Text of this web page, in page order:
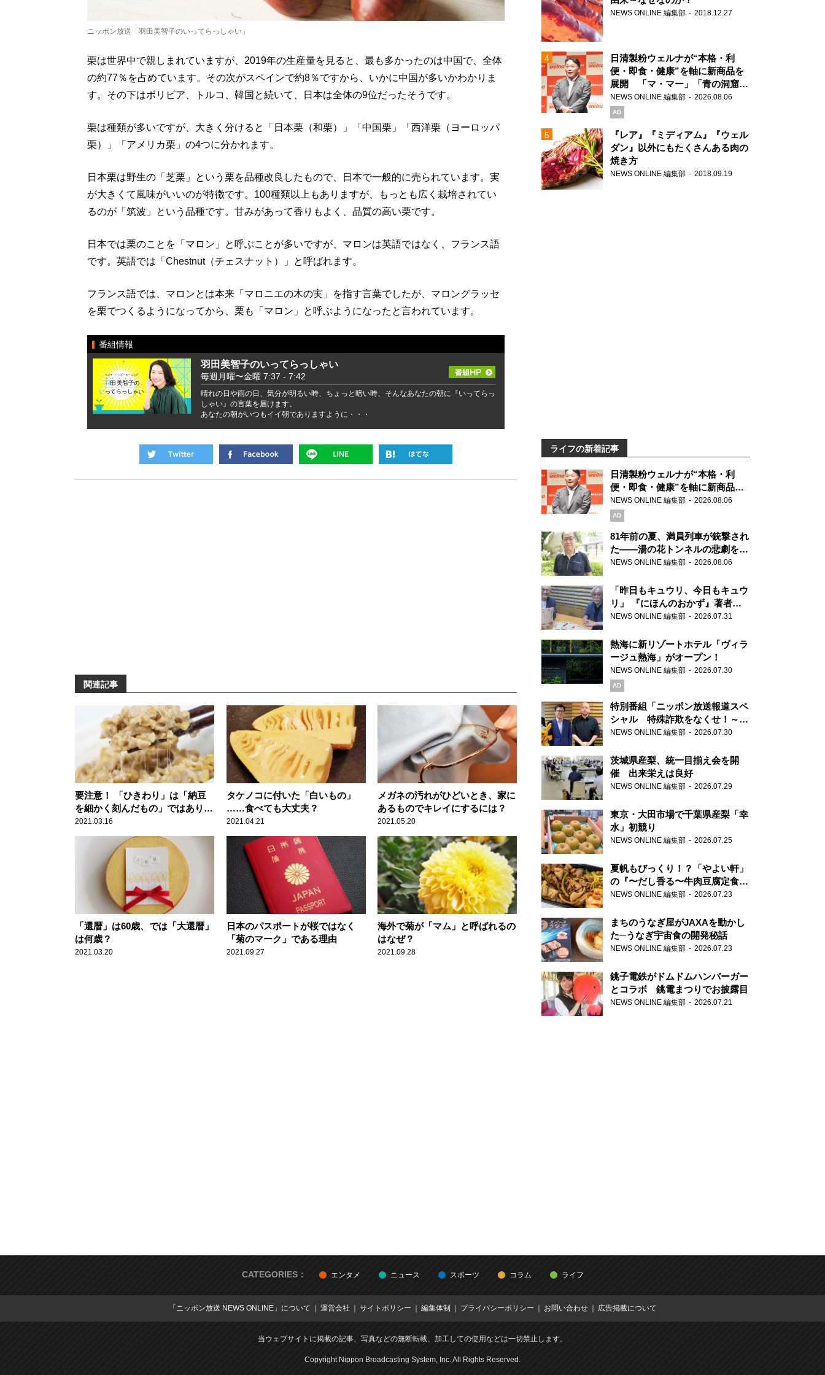
ニッポン放送「羽田美智子のいってらっしゃい」
栗は世界中で親しまれていますが、2019年の生産量を見ると、最も多かったのは中国で、全体
の約77％を占めています。その次がスペインで約8％ですから、いかに中国が多いかわかりま
す。その下はボリビア、トルコ、韓国と続いて、日本は全体の9位だったそうです。
栗は種類が多いですが、大きく分けると「日本栗（和栗）」「中国栗」「西洋栗（ヨーロッパ
栗）」「アメリカ栗」の4つに分かれます。
日本栗は野生の「芝栗」という栗を品種改良したもので、日本で一般的に売られています。実
が大きくて風味がいいのが特徴です。100種類以上もありますが、もっとも広く栽培されてい
るのが「筑波」という品種です。甘みがあって香りもよく、品質の高い栗です。
日本では栗のことを「マロン」と呼ぶことが多いですが、マロンは英語ではなく、フランス語
です。英語では「Chestnut（チェスナット）」と呼ばれます。
フランス語では、マロンとは本来「マロニエの木の実」を指す言葉でしたが、マロングラッセ
を栗でつくるようになってから、栗も「マロン」と呼ぶようになったと言われています。
番組情報
羽田美智子のいってらっしゃい
毎週月曜〜金曜 7:37 - 7:42
晴れの日や雨の日、気分が明るい時、ちょっと暗い時、そんなあなたの朝に『いってらっ
しゃい』の言葉を届けます。
あなたの朝がいつもイイ朝でありますように・・・
関連記事
要注意！ 「ひきわり」は「納豆
を細かく刻んだもの」ではありま
せん
2021.03.16
タケノコに付いた「白いもの」
……食べても大丈夫？
2021.04.21
メガネの汚れがひどいとき、家に
あるものでキレイにするには？
2021.05.20
「還暦」は60歳、では「大還暦」
は何歳？
2021.03.20
日本のパスポートが桜ではなく
「菊のマーク」である理由
2021.09.27
海外で菊が「マム」と呼ばれるの
はなぜ？
2021.09.28
NEWS ONLINE 編集部 2018.12.27
日清製粉ウェルナが“本格・利
便・即食・健康”を軸に新商品を
展開 「マ・マー」「青の洞窟」
ブランドを強化
NEWS ONLINE 編集部 2026.08.06
『レア』『ミディアム』『ウェル
ダン』以外にもたくさんある肉の
焼き方
NEWS ONLINE 編集部 2018.09.19
ライフの新着記事
日清製粉ウェルナが“本格・利
便・即食・健康”を軸に新商品を
展開 「マ・マー」「青の洞窟」
ブランドを強化
NEWS ONLINE 編集部 2026.08.06
AD
81年前の夏、満員列車が銃撃され
た――湯の花トンネルの悲劇を語
り継ぐ男性
NEWS ONLINE 編集部 2026.08.06
「昨日もキュウリ、今日もキュウ
リ」 『にほんのおかず』著者が
見つけた家庭料理の知恵
NEWS ONLINE 編集部 2026.07.31
熱海に新リゾートホテル「ヴィラ
ージュ熱海」がオープン！
NEWS ONLINE 編集部 2026.07.30
AD
特別番組「ニッポン放送報道スペ
シャル 特殊詐欺をなくせ！～被
害者・加害者・警視庁が語るトク
NEWS ONLINE 編集部 2026.07.30
茨城県産梨、統一目揃え会を開
催 出来栄えは良好
NEWS ONLINE 編集部 2026.07.29
東京・大田市場で千葉県産梨「幸
水」初競り
NEWS ONLINE 編集部 2026.07.25
夏帆もびっくり！？「やよい軒」
の『〜だし香る〜牛肉豆腐定食』
が香り高すぎる
NEWS ONLINE 編集部 2026.07.23
まちのうなぎ屋がJAXAを動かし
た─うなぎ宇宙食の開発秘話
NEWS ONLINE 編集部 2026.07.23
銚子電鉄がドムドムハンバーガー
とコラボ 銚電まつりでお披露目
NEWS ONLINE 編集部 2026.07.21
CATEGORIES： エンタメ ニュース スポーツ コラム ライフ
「ニッポン放送 NEWS ONLINE」について 運営会社 サイトポリシー 編集体制 プライバシーポリシー お問い合わせ 広告掲載について
当ウェブサイトに掲載の記事、写真などの無断転載、加工しての使用などは一切禁止します。
Copyright Nippon Broadcasting System, Inc. All Rights Reserved.